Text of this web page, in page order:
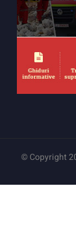
© Copyright